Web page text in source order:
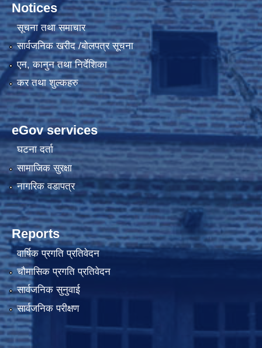
Notices
सूचना तथा समाचार
सार्वजनिक खरीद /बोलपत्र सूचना
एन, कानुन तथा निर्देशिका
कर तथा शुल्कहरु
eGov services
घटना दर्ता
सामाजिक सुरक्षा
नागरिक वडापत्र
Reports
वार्षिक प्रगति प्रतिवेदन
चौमासिक प्रगति प्रतिवेदन
सार्वजनिक सुनुवाई
सार्वजनिक परीक्षण